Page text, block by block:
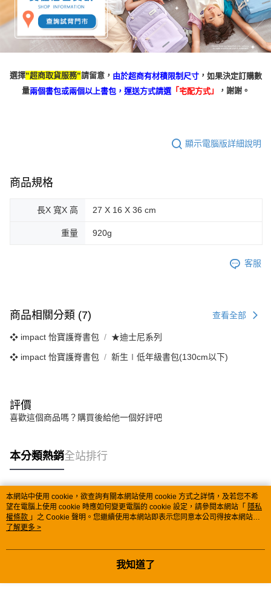
選擇”超商取貨服務”請留意， 由於超商有材積限制尺寸， 如果決定訂購數
量兩個書包或兩個以上書包， 運送方式請選「 宅配方式」 ，謝謝。
顯示電腦版詳細說明
商品規格
長X 寬X 高 27 X 16 X 36 cm
重量 920g
客服
商品相關分類 (7) 查看全部
❖ impact 怡寶護脊書包 ★迪士尼系列
❖ impact 怡寶護脊書包 新生∣低年級書包(130cm以下)
評價
喜歡這個商品嗎？購買後給他一個好評吧
本分類熱銷全站排行
熱門標籤
本網站中使用 cookie，欲查詢有關本網站使用 cookie 方式之詳情，及若您不希
望在電腦上使用 cookie 時應如何變更電腦的 cookie 設定，請參閱本網站「 隱私
權條款 」之 Cookie 聲明。您繼續使用本網站即表示您同意本公司得按本網站使
用條款之 Cookie 聲明使用 cookie。
了解更多 >
我知道了